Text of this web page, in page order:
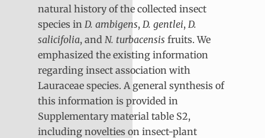
natural history of the collected insect
species in D. ambigens, D. gentlei, D.
salicifolia, and N. turbacensis fruits. We
emphasized the existing information
regarding insect association with
Lauraceae species. A general synthesis of
this information is provided in
Supplementary material table S2,
including novelties on insect-plant